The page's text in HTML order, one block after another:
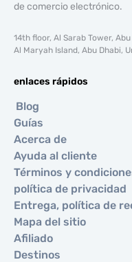
de comercio electrónico.
14th floor, Al Sarab Tower,
Al Maryah Island, Abu Dhabi,
enlaces rápidos
Blog
Guías
Acerca de
Ayuda al cliente
Términos y
política de privacidad
Entrega, política de
Mapa del sitio
Afiliado
Destinos